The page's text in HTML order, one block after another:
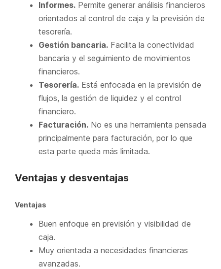
Informes. Permite generar análisis financieros
orientados al control de caja y la previsión de
tesorería.
Gestión bancaria. Facilita la conectividad
bancaria y el seguimiento de movimientos
financieros.
Tesorería. Está enfocada en la previsión de
flujos, la gestión de liquidez y el control
financiero.
Facturación. No es una herramienta pensada
principalmente para facturación, por lo que
esta parte queda más limitada.
Ventajas y desventajas
Ventajas
Buen enfoque en previsión y visibilidad de
caja.
Muy orientada a necesidades financieras
avanzadas.